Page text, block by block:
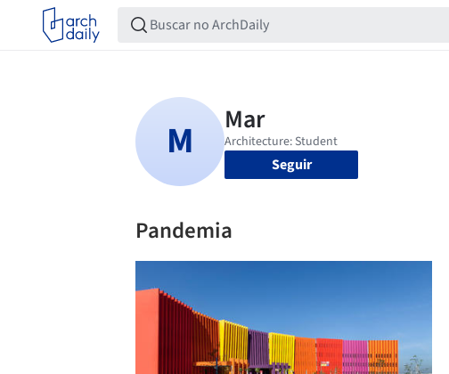
Seguir
Pandemia